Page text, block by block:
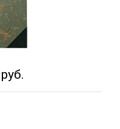
руб.